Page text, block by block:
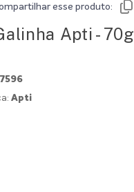
esse produto:
Apti - 70g
7596
Apti